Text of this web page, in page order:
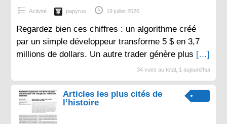
Activité papyrus 19 juillet 2026
Regardez bien ces chiffres : un algorithme créé
par un simple développeur transforme 5 $ en 3,7
millions de dollars. Un autre trader génère plus […]
34 vues au total, 1 aujourd'hui
Articles les plus cités de
l’histoire